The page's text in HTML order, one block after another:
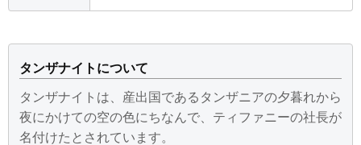
タンザナイトについて
タンザナイトは、産出国であるタンザニアの夕暮れから
夜にかけての空の色にちなんで、ティファニーの社長が
名付けたとされています。